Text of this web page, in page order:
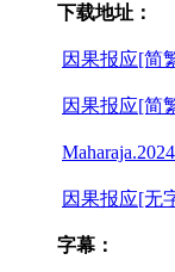
下载地址：
因果报应[简
因果报应[简
因果报应[无
字幕：